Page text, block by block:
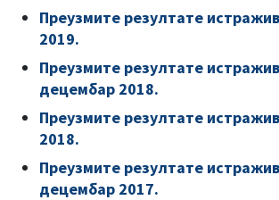
Преузмите резултате
2019.
Преузмите резултате
децембар 2018.
Преузмите резултате
2018.
Преузмите резултате
децембар 2017.